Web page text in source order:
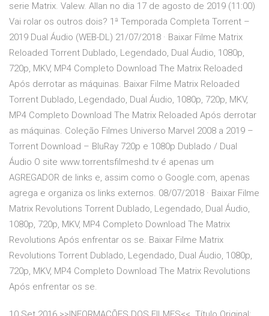
serie Matrix. Valew. Allan no dia 17 de agosto de 2019 (11:00)
Vai rolar os outros dois? 1ª Temporada Completa Torrent –
2019 Dual Áudio (WEB-DL) 21/07/2018 · Baixar Filme Matrix
Reloaded Torrent Dublado, Legendado, Dual Áudio, 1080p,
720p, MKV, MP4 Completo Download The Matrix Reloaded
Após derrotar as máquinas. Baixar Filme Matrix Reloaded
Torrent Dublado, Legendado, Dual Áudio, 1080p, 720p, MKV,
MP4 Completo Download The Matrix Reloaded Após derrotar
as máquinas. Coleção Filmes Universo Marvel 2008 a 2019 –
Torrent Download – BluRay 720p e 1080p Dublado / Dual
Áudio O site www.torrentsfilmeshd.tv é apenas um
AGREGADOR de links e, assim como o Google.com, apenas
agrega e organiza os links externos. 08/07/2018 · Baixar Filme
Matrix Revolutions Torrent Dublado, Legendado, Dual Áudio,
1080p, 720p, MKV, MP4 Completo Download The Matrix
Revolutions Após enfrentar os se. Baixar Filme Matrix
Revolutions Torrent Dublado, Legendado, Dual Áudio, 1080p,
720p, MKV, MP4 Completo Download The Matrix Revolutions
Após enfrentar os se.